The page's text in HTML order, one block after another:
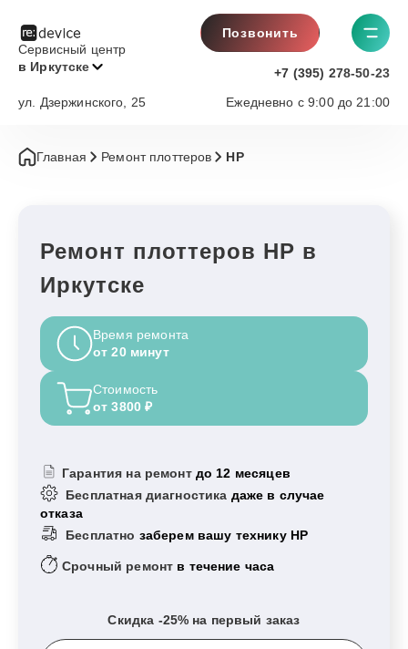
Сервисный центр
в Иркутске
Позвонить
+7 (395) 278-50-23
Ежедневно с 9:00 до 21:00
ул. Дзержинского, 25
Главная Ремонт плоттеров HP
Ремонт плоттеров HP в
Иркутске
Время ремонта
от 20 минут
Стоимость
от 3800 ₽
Гарантия на ремонт до 12 месяцев
Бесплатная диагностика даже в случае
отказа
Бесплатно заберем вашу технику HP
Срочный ремонт в течение часа
Скидка -25% на первый заказ